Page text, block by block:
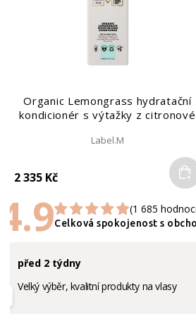
Organic Lemongrass hydratační
kondicionér s výtažky z citronové
Label.M
2 335 Kč
4.9 (1 685
Celková spokojenost s
před 2 týdny
Velký výběr, kvalitní produkty na vlasy